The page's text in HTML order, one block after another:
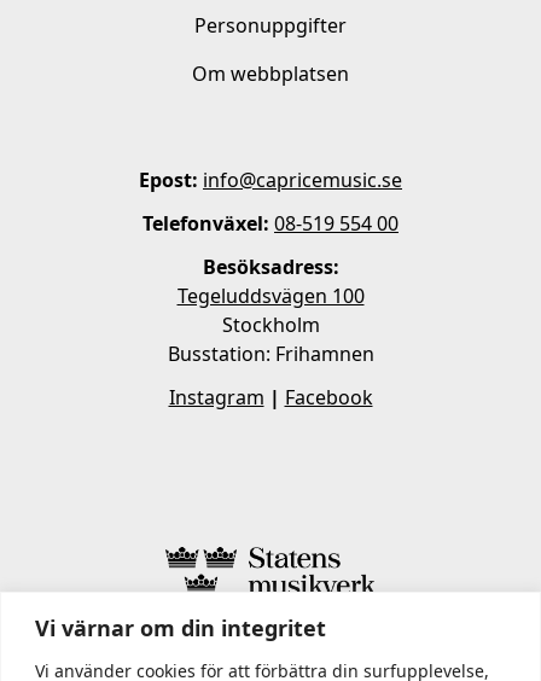
Vi värnar om din integritet
Vi använder cookies för att förbättra din surfupplevelse,
Personuppgifter
Om webbplatsen
Epost: info@capricemusic.se
Telefonväxel: 08-519 554 00
Besöksadress:
Tegeluddsvägen 100
Stockholm
Busstation: Frihamnen
Instagram | Facebook
I STATENS MUSIKVERK INGÅR